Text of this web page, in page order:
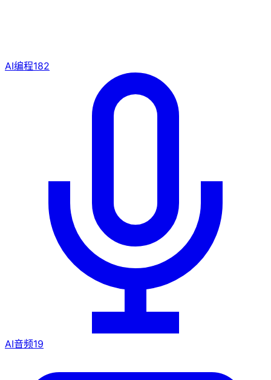
AI编程182
AI音频19